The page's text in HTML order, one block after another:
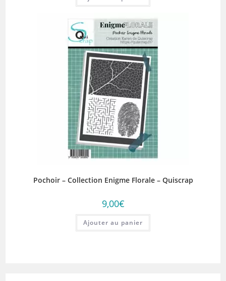
Pochoir – Collection Enigme Florale – Quiscrap
9,00€
Ajouter au panier